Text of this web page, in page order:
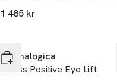
1 485 kr
Dermalogica
Stress Positive Eye Lift